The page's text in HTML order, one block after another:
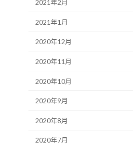
2021年2月
2021年1月
2020年12月
2020年11月
2020年10月
2020年9月
2020年8月
2020年7月